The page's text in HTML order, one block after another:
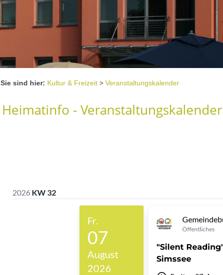
Sie sind hier: Kultur & Freizeit > Veranstaltungskalender
Heimatinfo - Veranstaltungskalender